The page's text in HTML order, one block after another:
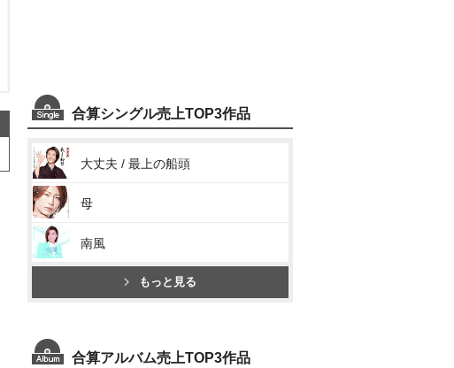
合算シングル売上TOP3作品
大丈夫 / 最上の船頭
母
南風
もっと見る
合算アルバム売上TOP3作品